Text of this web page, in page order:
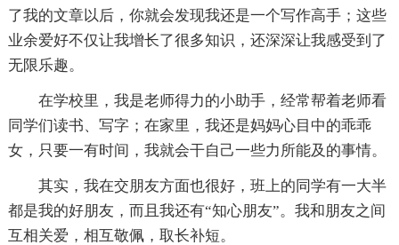
了我的文章以后，你就会发现我还是一个写作高手；这些
业余爱好不仅让我增长了很多知识，还深深让我感受到了
无限乐趣。
在学校里，我是老师得力的小助手，经常帮着老师看
同学们读书、写字；在家里，我还是妈妈心目中的乖乖
女，只要一有时间，我就会干自己一些力所能及的事情。
其实，我在交朋友方面也很好，班上的同学有一大半
都是我的好朋友，而且我还有“知心朋友”。我和朋友之间
互相关爱，相互敬佩，取长补短。